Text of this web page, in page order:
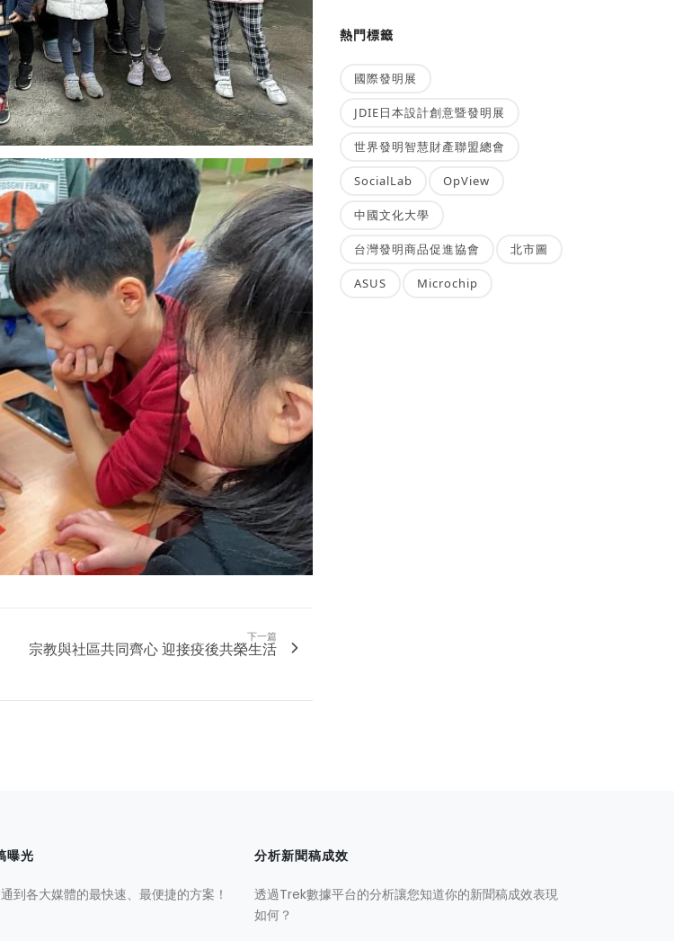
下一篇
宗教與社區共同齊心 迎接疫後共榮生活
熱門標籤
國際發明展
JDIE日本設計創意暨發明展
世界發明智慧財產聯盟總會
SocialLab OpView
中國文化大學
台灣發明商品促進協會 北市圖
ASUS Microchip
曝光
到各大媒體的最快速、最便捷的方案！
分析新聞稿成效
透過Trek數據平台的分析讓您知道你的新聞稿成效表現
如何？